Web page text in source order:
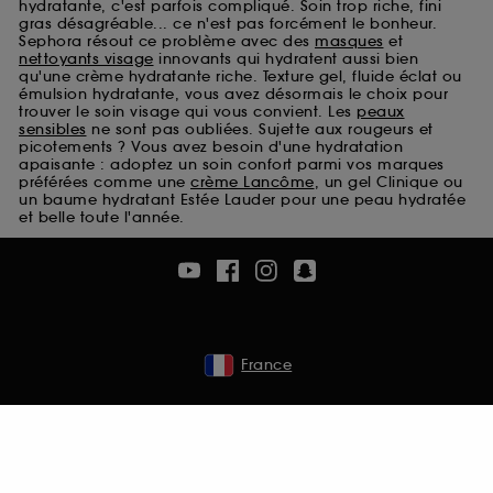
hydratante, c'est parfois compliqué. Soin trop riche, fini
gras désagréable... ce n'est pas forcément le bonheur.
Sephora résout ce problème avec des masques et
nettoyants visage innovants qui hydratent aussi bien
qu'une crème hydratante riche. Texture gel, fluide éclat ou
émulsion hydratante, vous avez désormais le choix pour
trouver le soin visage qui vous convient. Les peaux
sensibles ne sont pas oubliées. Sujette aux rougeurs et
picotements ? Vous avez besoin d'une hydratation
apaisante : adoptez un soin confort parmi vos marques
préférées comme une crème Lancôme, un gel Clinique ou
un baume hydratant Estée Lauder pour une peau hydratée
et belle toute l'année.
France
Cookies de sécurisation des paiements en ligne :
ils nous permettent de lutter notamment contre les
fraudes aux moyens de paiement et les
usurpations d’identité.
Cookies fonctionnels :il s’agit de cookies
permettant l’affichage et/ou la fourniture de
certaines fonctionnalités du site, tel que les
cookies d’authentification qui sont utilisés afin de
vous faire bénéficier de l’authentification
prolongée vous permettant d’accéder à votre
sans saisir à nouveau votre identifiant et mot de
A l'exception des cookies techniques, le dépôt et la
pouvez personnaliser vos choix concernant le dépôt